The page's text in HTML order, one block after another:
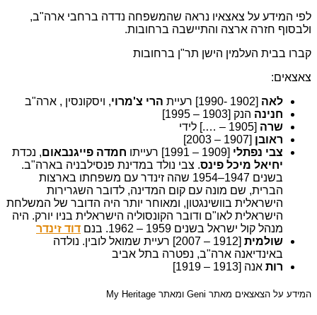
לפי המידע על צאצאיו נראה שהמשפחה נדדה ברחבי ארה"ב,
ולבסוף חזרה ארצה והתיישבה ברחובות.
קברו בבית העלמין הישן תר"ן ברחובות
צאצאים:
לאה [1902 -1990] רעיית הרי צ'מרוי, ויסקונסין , ארה"ב
חנינה הנק [1903 – 1995]
שרה [1905 – ….] לידי
ראובן [1907 – 2003]
צבי נפתלי [1909 – 1991] רעייתו חמדה פייגנבאום, נכדת
יחיאל מיכל פינס. צבי נולד במדינת פנסילבניה בארה"ב.
בשנים 1947–1954 שהה זינדר עם משפחתו בארצות
הברית, שם מונה עם קום המדינה, לדובר השגרירות
הישראלית בוושינגטון, ומאוחר יותר היה הדובר של המשלחת
הישראלית לאו"ם ודובר הקונסוליה הישראלית בניו יורק. היה
מנהל קול ישראל בשנים 1959 – 1962. בנם
דוד זינדר
שולמית
[1912 – 2007] רעיית שמואל לובין. נולדה
באינדיאנה ארה"ב, נפטרה בתל אביב
רות אנה [1913 – 1919]
המידע על הצאצאים מאתר Geni ומאתר My Heritage